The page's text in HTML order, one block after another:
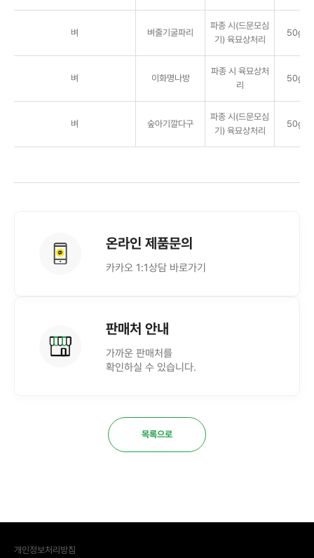
벼 벼줄기굴파리
파종 시(드문모심
기) 육묘상처리
50g/
벼 이화명나방
파종 시 육묘상처
리
50g/
벼 숲아기깔다구
파종 시(드문모심
기) 육묘상처리
50g/
온라인 제품문의
카카오 1:1상담 바로가기
판매처 안내
가까운 판매처를
확인하실 수 있습니다.
목록으로
개인정보처리방침